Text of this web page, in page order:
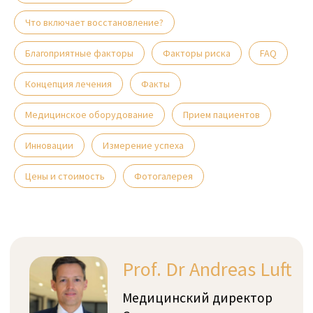
Что включает восстановление?
Благоприятные факторы Факторы риска FAQ
Концепция лечения Факты
Медицинское оборудование Прием пациентов
Инновации Измерение успеха
Цены и стоимость Фотогалерея
Prof. Dr Andreas Luft
Медицинский директор
Cereneo
Наша команда уделяет время,
чтобы понять ваши
индивидуальные потребности и
цели, и мы работаем с вами на
каждом шагу вашего пути к
выздоровлению.